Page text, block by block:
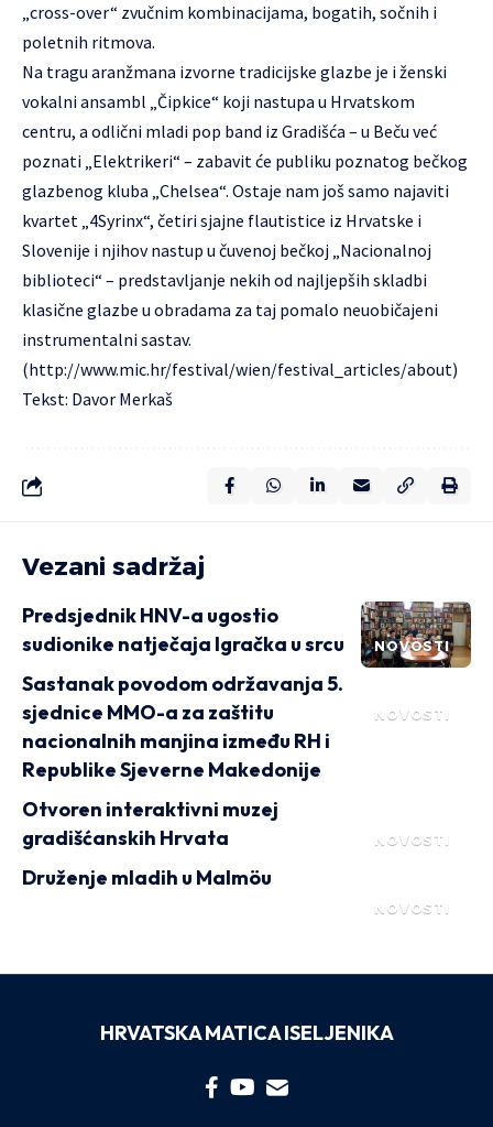
„cross-over“ zvučnim kombinacijama, bogatih, sočnih i
poletnih ritmova.
Na tragu aranžmana izvorne tradicijske glazbe je i ženski
vokalni ansambl „Čipkice“ koji nastupa u Hrvatskom
centru, a odlični mladi pop band iz Gradišća – u Beču već
poznati „Elektrikeri“ – zabavit će publiku poznatog bečkog
glazbenog kluba „Chelsea“. Ostaje nam još samo najaviti
kvartet „4Syrinx“, četiri sjajne flautistice iz Hrvatske i
Slovenije i njihov nastup u čuvenoj bečkoj „Nacionalnoj
biblioteci“ – predstavljanje nekih od najljepših skladbi
klasične glazbe u obradama za taj pomalo neuobičajeni
instrumentalni sastav.
(http://www.mic.hr/festival/wien/festival_articles/about)
Tekst: Davor Merkaš
Vezani sadržaj
NOVOSTI
Predsjednik HNV-a ugostio
sudionike natječaja Igračka u srcu
NOVOSTI
Sastanak povodom održavanja 5.
sjednice MMO-a za zaštitu
nacionalnih manjina između RH i
Republike Sjeverne Makedonije
NOVOSTI
Otvoren interaktivni muzej
gradišćanskih Hrvata
NOVOSTI
Druženje mladih u Malmöu
HRVATSKA MATICA ISELJENIKA